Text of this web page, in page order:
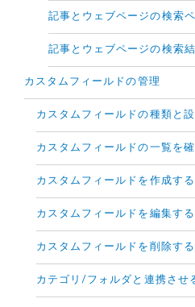
記事とウェブページの検索
記事とウェブページの検索
カスタムフィールドの管理
カスタムフィールドの種類と設
カスタムフィールドの一覧を
カスタムフィールドを作成する
カスタムフィールドを編集する
カスタムフィールドを削除する
カテゴリ/フォルダと連携させ